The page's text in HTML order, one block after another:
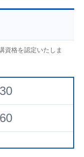
資格を認定いたしま